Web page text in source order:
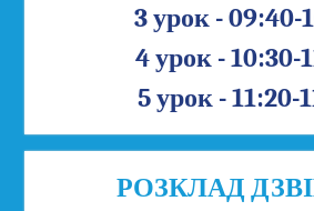
3 урок - 09:40-
4 урок - 10:30-
5 урок - 11:20-
РОЗКЛАД